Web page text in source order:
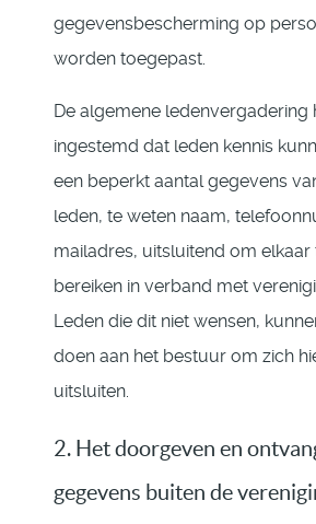
gegevensbescherming op
worden toegepast.
De algemene ledenvergadering
ingestemd dat leden kennis
een beperkt aantal gegevens
leden, te weten naam,
mailadres, uitsluitend om elkaar
bereiken in verband met
Leden die dit niet wensen,
doen aan het bestuur om zich
uitsluiten.
2. Het doorgeven en
gegevens buiten de